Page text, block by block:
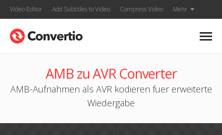
Video Editor Add Subtitles to Video Compress Video Mehr
AMB zu AVR Converter
AMB-Aufnahmen als AVR kodieren fuer erweiterte
Wiedergabe